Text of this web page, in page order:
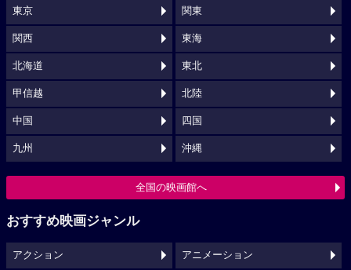
東京 関東
関西 東海
北海道 東北
甲信越 北陸
中国 四国
九州 沖縄
全国の映画館へ
おすすめ映画ジャンル
アクション アニメーション